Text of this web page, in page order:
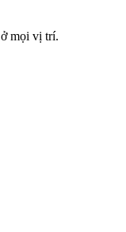
mọi vị trí.